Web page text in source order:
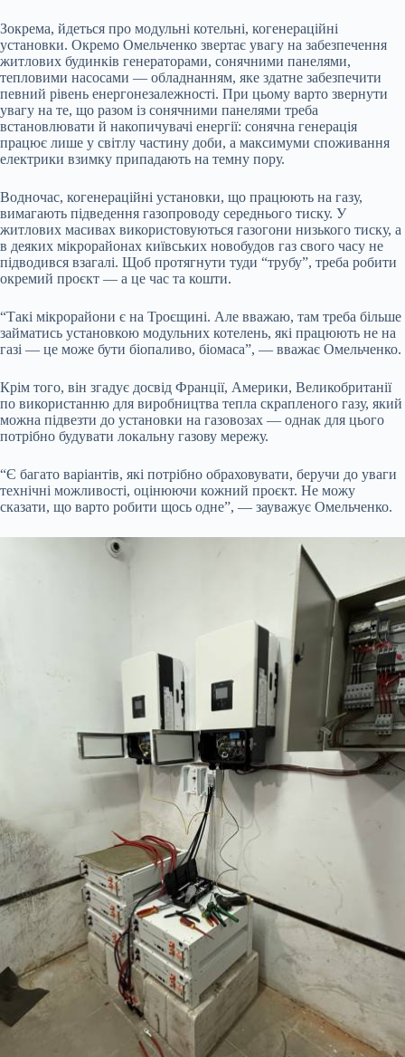
Зокрема, йдеться про модульні котельні, когенераційні
установки. Окремо Омельченко звертає увагу на забезпечення
житлових будинків генераторами, сонячними панелями,
тепловими насосами — обладнанням, яке здатне забезпечити
певний рівень енергонезалежності. При цьому варто звернути
увагу на те, що разом із сонячними панелями треба
встановлювати й накопичувачі енергії: сонячна генерація
працює лише у світлу частину доби, а максимуми споживання
електрики взимку припадають на темну пору.
Водночас, когенераційні установки, що працюють на газу,
вимагають підведення газопроводу середнього тиску. У
житлових масивах використовуються газогони низького тиску, а
в деяких мікрорайонах київських новобудов газ свого часу не
підводився взагалі. Щоб протягнути туди “трубу”, треба робити
окремий проєкт — а це час та кошти.
“Такі мікрорайони є на Троєщині. Але вважаю, там треба більше
займатись установкою модульних котелень, які працюють не на
газі — це може бути біопаливо, біомаса”, — вважає Омельченко.
Крім того, він згадує досвід Франції, Америки, Великобританії
по використанню для виробництва тепла скрапленого газу, який
можна підвезти до установки на газовозах — однак для цього
потрібно будувати локальну газову мережу.
“Є багато варіантів, які потрібно обраховувати, беручи до уваги
технічні можливості, оцінюючи кожний проєкт. Не можу
сказати, що варто робити щось одне”, — зауважує Омельченко.